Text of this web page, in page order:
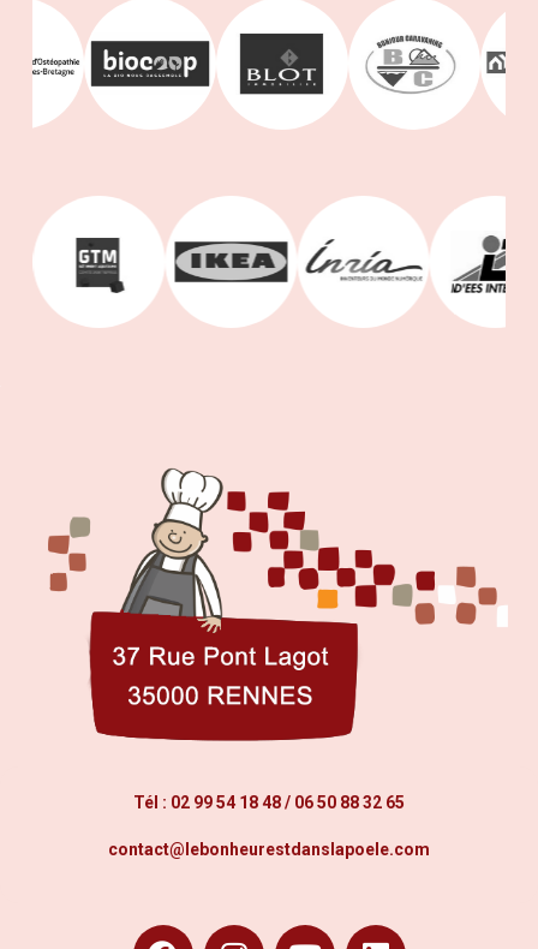
Tél : 02 99 54 18 48/ 06 50 88 32 65
contact@lebonheurestdanslapoele.com